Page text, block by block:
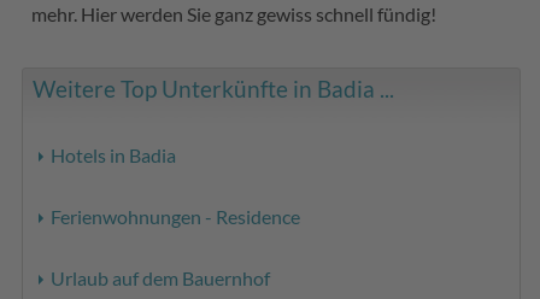
mehr. Hier werden Sie ganz gewiss schnell fündig!
Weitere Top Unterkünfte in Badia ...
Hotels in Badia
Ferienwohnungen - Residence
Urlaub auf dem Bauernhof